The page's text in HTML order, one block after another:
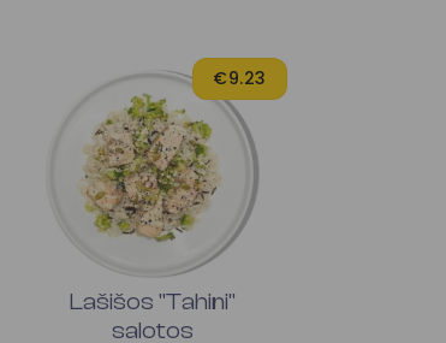
Lašišos "Tahini"
salotos
€9.23